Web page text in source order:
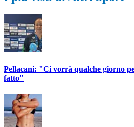
Pellacani: "Ci vorrà qualche giorno
fatto"